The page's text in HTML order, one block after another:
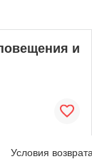
и
Условия